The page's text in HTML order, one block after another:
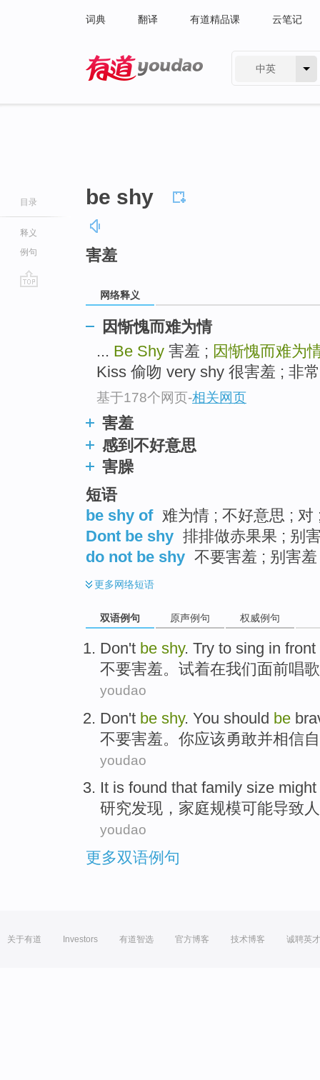
词典 翻译 有道精品课 云笔记
中英
目录
释义
例句
be shy
害羞
网络释义
因惭愧而难为情
... Be Shy 害羞 ; 因惭愧而难为
Kiss 偷吻 very shy 很害羞 ; 非
基于178个网页-相关网页
害羞
感到不好意思
害臊
短语
be shy of 难为情 ; 不好意思 ; 对
Dont be shy 排排做赤果果 ; 别
do not be shy 不要害羞 ; 别害
更多网络短语
双语例句 原声例句 权威例句
Don't be shy. Try to sing in front
不要害羞。试着在我们面前唱
youdao
Don't be shy. You should be
不要害羞。你应该勇敢并相信
youdao
It is found that family size
研究发现，家庭规模可能导致
youdao
更多双语例句
关于有道 Investors 有道智选 官方博客 技术博客 诚聘英才